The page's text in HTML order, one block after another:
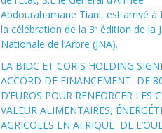
Abdourahamane Tiani, est arrivé à
la célébration de la 3ᵉ édition de la
Nationale de l’Arbre (JNA).
LA BIDC ET CORIS HOLDING
ACCORD DE FINANCEMENT DE
D’EUROS POUR RENFORCER LES
VALEUR ALIMENTAIRES,
AGRICOLES EN AFRIQUE DE